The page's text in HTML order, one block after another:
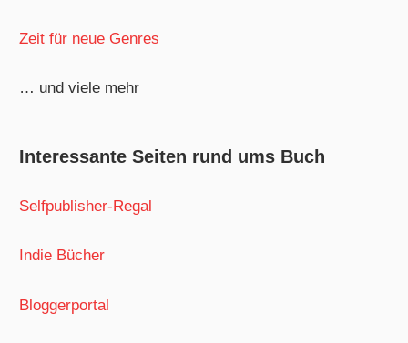
Zeit für neue Genres
… und viele mehr
Interessante Seiten rund ums Buch
Selfpublisher-Regal
Indie Bücher
Bloggerportal